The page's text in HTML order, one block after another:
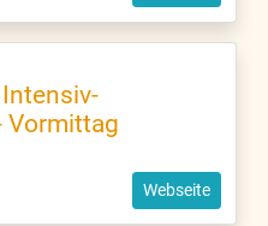
Vormittag
Webseite